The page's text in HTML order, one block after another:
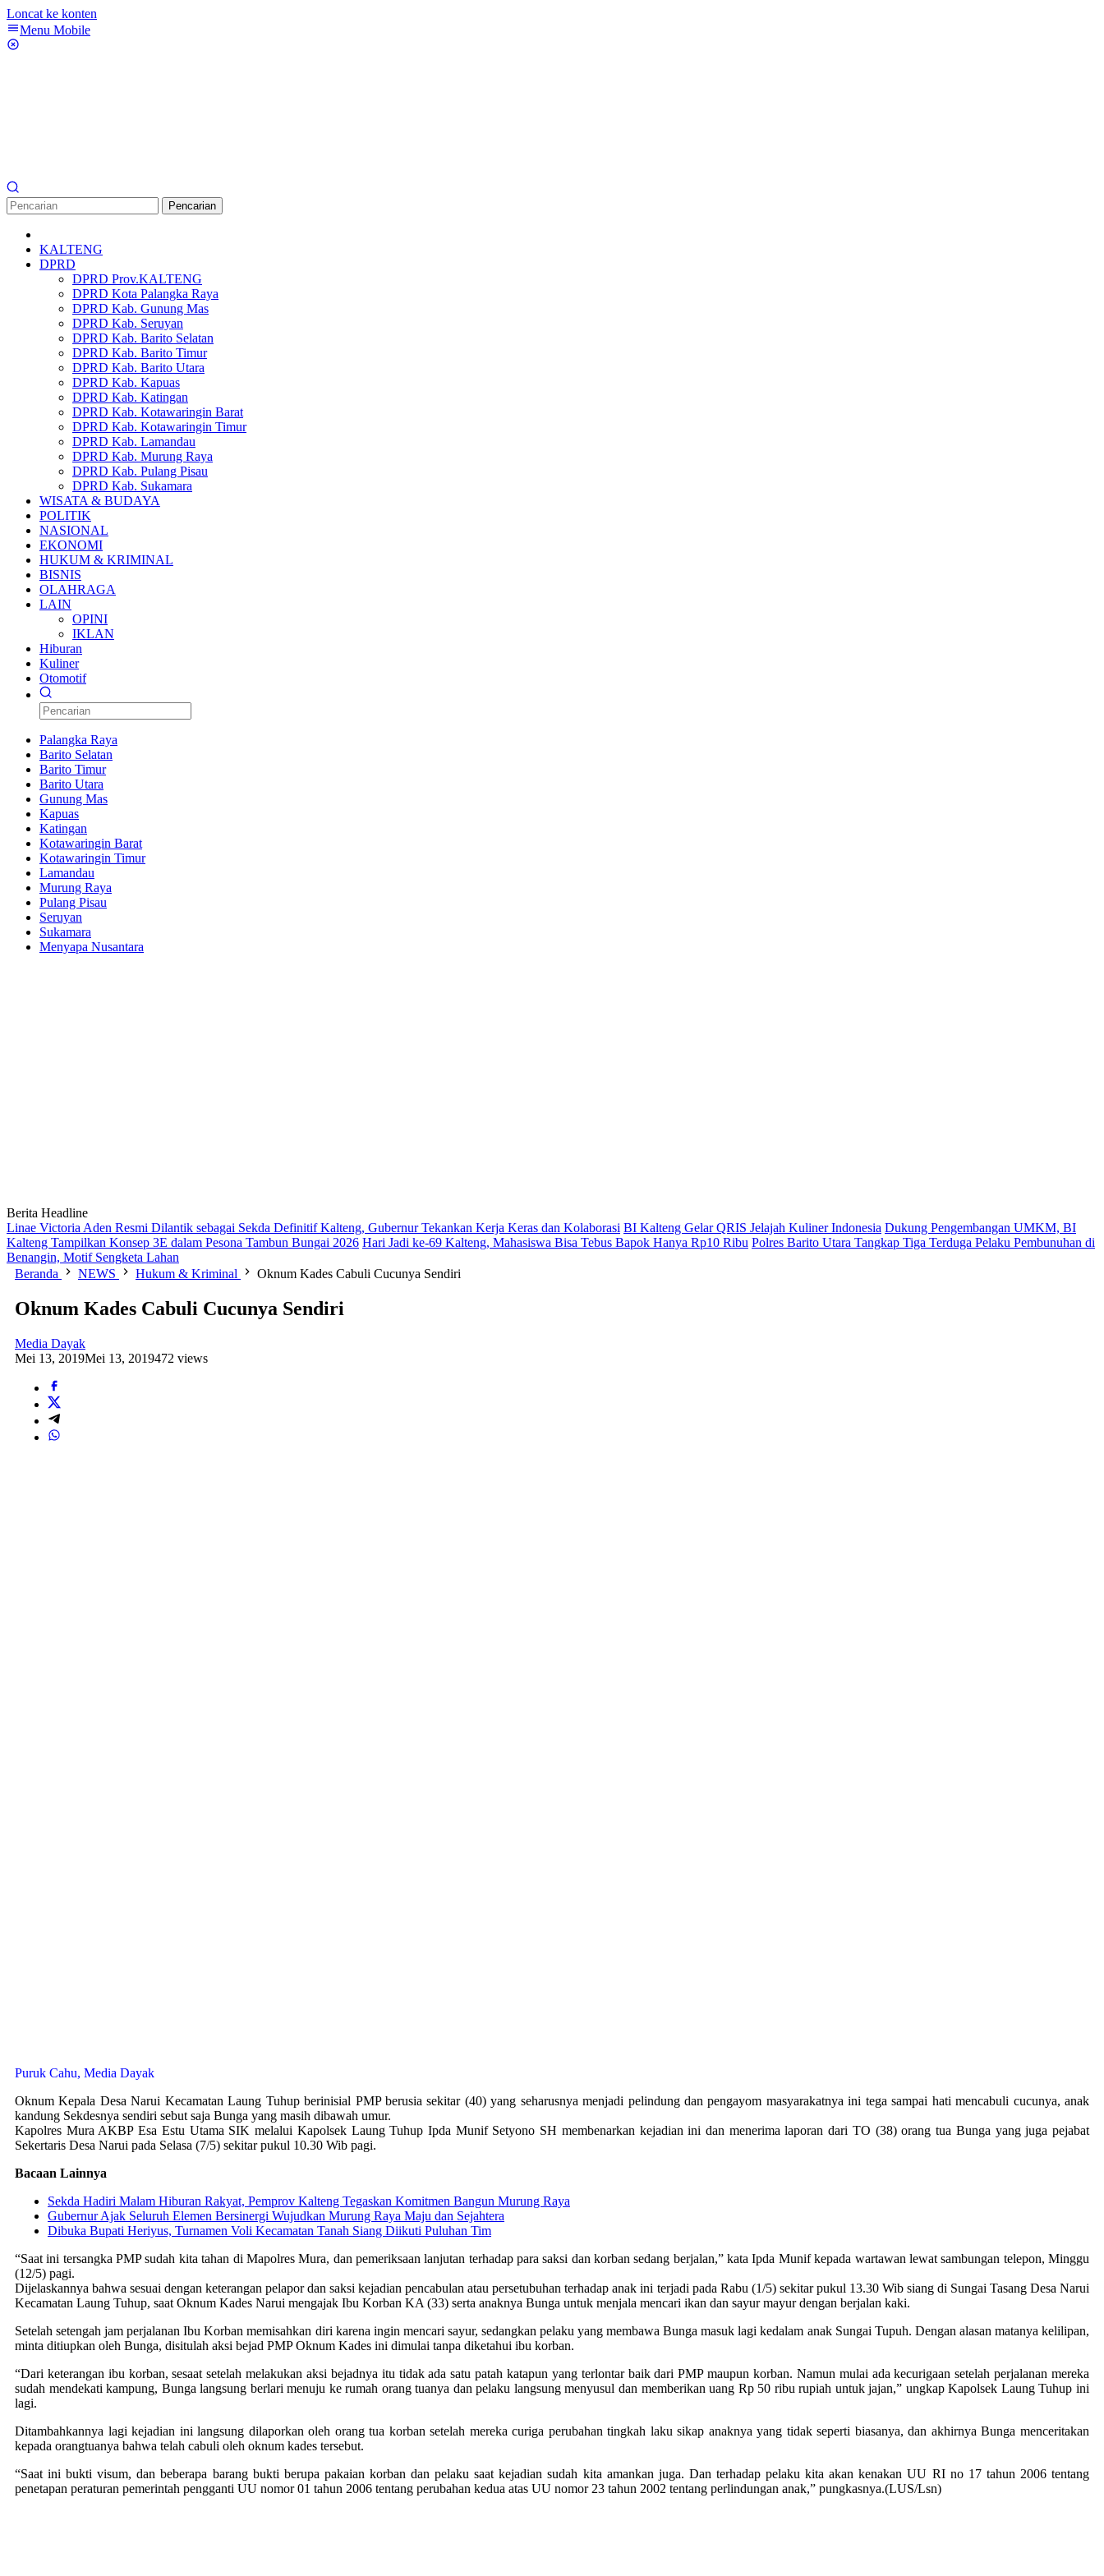
Loncat ke konten
Menu Mobile
Pencarian
KALTENG
DPRD
DPRD Prov.KALTENG
DPRD Kota Palangka Raya
DPRD Kab. Gunung Mas
DPRD Kab. Seruyan
DPRD Kab. Barito Selatan
DPRD Kab. Barito Timur
DPRD Kab. Barito Utara
DPRD Kab. Kapuas
DPRD Kab. Katingan
DPRD Kab. Kotawaringin Barat
DPRD Kab. Kotawaringin Timur
DPRD Kab. Lamandau
DPRD Kab. Murung Raya
DPRD Kab. Pulang Pisau
DPRD Kab. Sukamara
WISATA & BUDAYA
POLITIK
NASIONAL
EKONOMI
HUKUM & KRIMINAL
BISNIS
OLAHRAGA
LAIN
OPINI
IKLAN
Hiburan
Kuliner
Otomotif
Palangka Raya
Barito Selatan
Barito Timur
Barito Utara
Gunung Mas
Kapuas
Katingan
Kotawaringin Barat
Kotawaringin Timur
Lamandau
Murung Raya
Pulang Pisau
Seruyan
Sukamara
Menyapa Nusantara
Berita Headline
Linae Victoria Aden Resmi Dilantik sebagai Sekda Definitif Kalteng, Gubernur Tekankan Kerja Keras dan Kolaborasi BI Kalteng Gelar QRIS Jelajah Kuliner Indonesia Dukung Pengembangan UMKM, BI
Kalteng Tampilkan Konsep 3E dalam Pesona Tambun Bungai 2026 Hari Jadi ke-69 Kalteng, Mahasiswa Bisa Tebus Bapok Hanya Rp10 Ribu Polres Barito Utara Tangkap Tiga Terduga Pelaku Pembunuhan di
Benangin, Motif Sengketa Lahan
Beranda
NEWS Hukum & Kriminal Oknum Kades Cabuli Cucunya Sendiri
Oknum Kades Cabuli Cucunya Sendiri
Media Dayak
Mei 13, 2019Mei 13, 2019472 views
Puruk Cahu, Media Dayak
Oknum Kepala Desa Narui Kecamatan Laung Tuhup berinisial PMP berusia sekitar (40) yang seharusnya menjadi pelindung dan pengayom masyarakatnya ini tega sampai hati mencabuli cucunya, anak
kandung Sekdesnya sendiri sebut saja Bunga yang masih dibawah umur.
Kapolres Mura AKBP Esa Estu Utama SIK melalui Kapolsek Laung Tuhup Ipda Munif Setyono SH membenarkan kejadian ini dan menerima laporan dari TO (38) orang tua Bunga yang juga pejabat
Sekertaris Desa Narui pada Selasa (7/5) sekitar pukul 10.30 Wib pagi.
Bacaan Lainnya
Sekda Hadiri Malam Hiburan Rakyat, Pemprov Kalteng Tegaskan Komitmen Bangun Murung Raya
Gubernur Ajak Seluruh Elemen Bersinergi Wujudkan Murung Raya Maju dan Sejahtera
Dibuka Bupati Heriyus, Turnamen Voli Kecamatan Tanah Siang Diikuti Puluhan Tim
“Saat ini tersangka PMP sudah kita tahan di Mapolres Mura, dan pemeriksaan lanjutan terhadap para saksi dan korban sedang berjalan,” kata Ipda Munif kepada wartawan lewat sambungan telepon, Minggu
(12/5) pagi.
Dijelaskannya bahwa sesuai dengan keterangan pelapor dan saksi kejadian pencabulan atau persetubuhan terhadap anak ini terjadi pada Rabu (1/5) sekitar pukul 13.30 Wib siang di Sungai Tasang Desa Narui
Kecamatan Laung Tuhup, saat Oknum Kades Narui mengajak Ibu Korban KA (33) serta anaknya Bunga untuk menjala mencari ikan dan sayur mayur dengan berjalan kaki.
Setelah setengah jam perjalanan Ibu Korban memisahkan diri karena ingin mencari sayur, sedangkan pelaku yang membawa Bunga masuk lagi kedalam anak Sungai Tupuh. Dengan alasan matanya kelilipan,
minta ditiupkan oleh Bunga, disitulah aksi bejad PMP Oknum Kades ini dimulai tanpa diketahui ibu korban.
“Dari keterangan ibu korban, sesaat setelah melakukan aksi bejadnya itu tidak ada satu patah katapun yang terlontar baik dari PMP maupun korban. Namun mulai ada kecurigaan setelah perjalanan mereka
sudah mendekati kampung, Bunga langsung berlari menuju ke rumah orang tuanya dan pelaku langsung menyusul dan memberikan uang Rp 50 ribu rupiah untuk jajan,” ungkap Kapolsek Laung Tuhup ini
lagi.
Ditambahkannya lagi kejadian ini langsung dilaporkan oleh orang tua korban setelah mereka curiga perubahan tingkah laku sikap anaknya yang tidak seperti biasanya, dan akhirnya Bunga menceritakan
kepada orangtuanya bahwa telah cabuli oleh oknum kades tersebut.
“Saat ini bukti visum, dan beberapa barang bukti berupa pakaian korban dan pelaku saat kejadian sudah kita amankan juga. Dan terhadap pelaku kita akan kenakan UU RI no 17 tahun 2006 tentang
penetapan peraturan pemerintah pengganti UU nomor 01 tahun 2006 tentang perubahan kedua atas UU nomor 23 tahun 2002 tentang perlindungan anak,” pungkasnya.(LUS/Lsn)